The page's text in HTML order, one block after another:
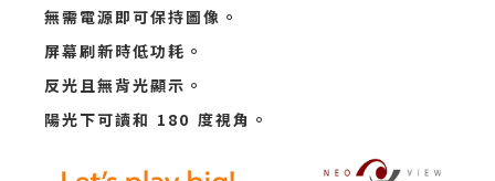
無需電源即可保持圖像。
屏幕刷新時低功耗。
反光且無背光顯示。
陽光下可讀和 180 度視角。